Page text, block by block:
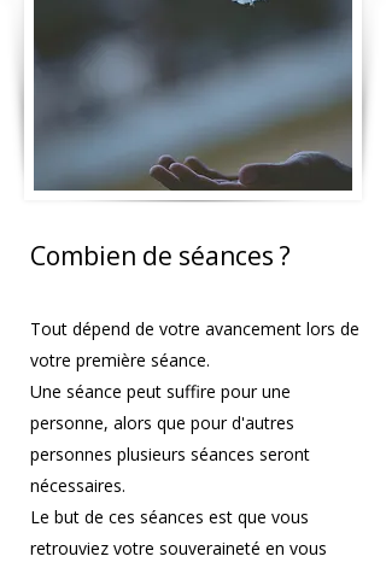
Combien de séances ?
Tout dépend de votre avancement lors de
votre première séance.
Une séance peut suffire pour une
personne, alors que pour d'autres
personnes plusieurs séances seront
nécessaires.
Le but de ces séances est que vous
retrouviez votre souveraineté en vous